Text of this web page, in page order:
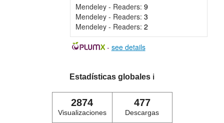
Mendeley - Readers: 9
Mendeley - Readers: 3
Mendeley - Readers: 2
- see details
Estadísticas globales ℹ️
2874
Visualizaciones
477
Descargas